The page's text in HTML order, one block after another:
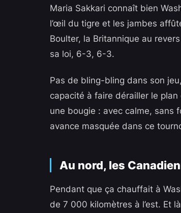
Maria Sakkari connaît bien
l’œil du tigre et les jambes
Boulter, la Britannique au
sa loi, 6-3, 6-3.
Pas de bling-bling dans son
capacité à faire dérailler le
une bougie : avec calme, sans
avance masquée dans ce
Au nord, les
Pendant que ça chauffait à
de 7 000 kilomètres à l’est. Et